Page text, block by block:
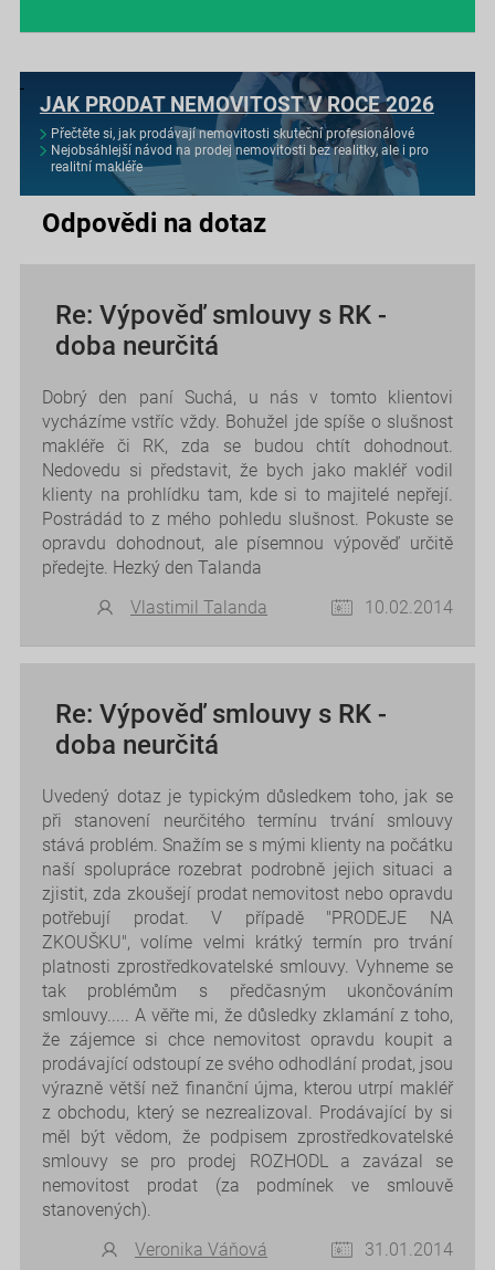
JAK PRODAT NEMOVITOST V ROCE 2026
Přečtěte si, jak prodávají nemovitosti skuteční profesionálové
Nejobsáhlejší návod na prodej nemovitosti bez realitky, ale i pro
realitní makléře
Odpovědi na dotaz
Re: Výpověď smlouvy s RK -
doba neurčitá
Dobrý den paní Suchá, u nás v tomto klientovi
vycházíme vstříc vždy. Bohužel jde spíše o slušnost
makléře či RK, zda se budou chtít dohodnout.
Nedovedu si představit, že bych jako makléř vodil
klienty na prohlídku tam, kde si to majitelé nepřejí.
Postrádád to z mého pohledu slušnost. Pokuste se
opravdu dohodnout, ale písemnou výpověď určitě
předejte. Hezký den Talanda
Vlastimil Talanda
10.02.2014
Re: Výpověď smlouvy s RK -
doba neurčitá
Uvedený dotaz je typickým důsledkem toho, jak se
při stanovení neurčitého termínu trvání smlouvy
stává problém. Snažím se s mými klienty na počátku
naší spolupráce rozebrat podrobně jejich situaci a
zjistit, zda zkoušejí prodat nemovitost nebo opravdu
potřebují prodat. V případě "PRODEJE NA
ZKOUŠKU", volíme velmi krátký termín pro trvání
platnosti zprostředkovatelské smlouvy. Vyhneme se
tak problémům s předčasným ukončováním
smlouvy..... A věřte mi, že důsledky zklamání z toho,
že zájemce si chce nemovitost opravdu koupit a
prodávající odstoupí ze svého odhodlání prodat, jsou
výrazně větší než finanční újma, kterou utrpí makléř
z obchodu, který se nezrealizoval. Prodávající by si
měl být vědom, že podpisem zprostředkovatelské
smlouvy se pro prodej ROZHODL a zavázal se
nemovitost prodat (za podmínek ve smlouvě
stanovených).
Veronika Váňová
31.01.2014